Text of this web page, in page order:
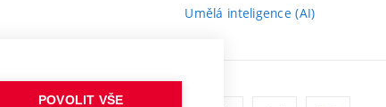
Umělá inteligence (AI)
POVOLIT VŠE